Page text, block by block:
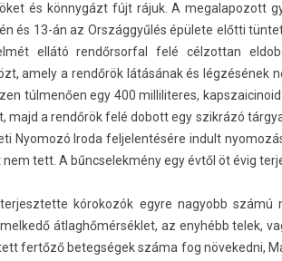
és könnygázt fújt rájuk. A megalapozott
és 13-án az Országgyűlés épülete előtti
ellátó re­ndőr­sorf­al felé cél­zottan
amely a rendőrök látásának és légzésének
túlmenően egy 400 mil­liliteres,
majd a rendőrök felé dobott egy szikrázó
Nyomozó Iroda fel­jelen­tésére in­dult
tett. A bűncselek­mény egy évtől öt évig
kórokozók egyre nagyobb számú
átlaghőmérséklet, az enyhébb telek,
fertőző bet­eg­ségek száma fog növeked­ni,